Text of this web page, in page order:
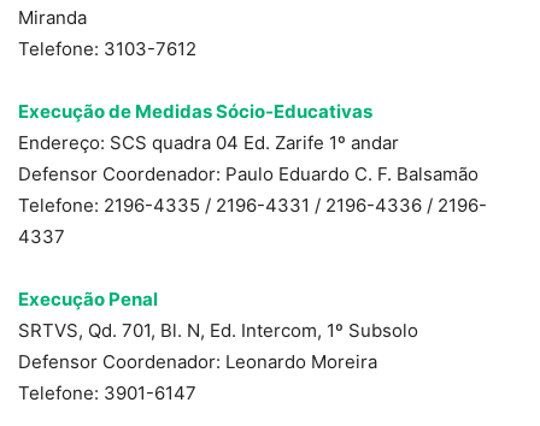
Miranda
Telefone: 3103-7612
Execução de Medidas Sócio-Educativas
Endereço: SCS quadra 04 Ed. Zarife 1º andar
Defensor Coordenador: Paulo Eduardo C. F. Balsamão
Telefone: 2196-4335 / 2196-4331 / 2196-4336 / 2196-
4337
Execução Penal
SRTVS, Qd. 701, Bl. N, Ed. Intercom, 1º Subsolo
Defensor Coordenador: Leonardo Moreira
Telefone: 3901-6147